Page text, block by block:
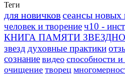
Теги
для новичковсеансы новых
человек и творениеч10 -
КНИГА ПАМЯТИ
звезд духовные практики
сознание видео способности
очищение творец